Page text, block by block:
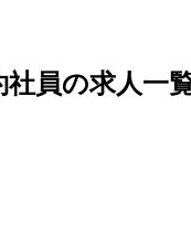
員の求人一